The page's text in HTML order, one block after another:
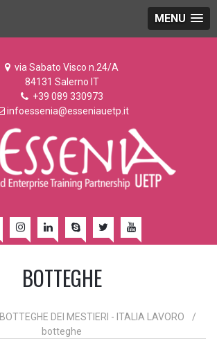
MENU
via Sabato Visco n.24/A
84131 Salerno IT
+39 089 330973
infoessenia@esseniauetp.it
BOTTEGHE
BOTTEGHE DEI MESTIERI - ITALIA LAVORO
/
botteghe